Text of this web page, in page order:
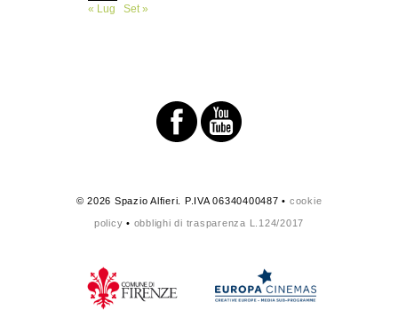
« Lug
Set »
© 2026 Spazio Alfieri. P.IVA 06340400487 • cookie
policy • obblighi di trasparenza L.124/2017